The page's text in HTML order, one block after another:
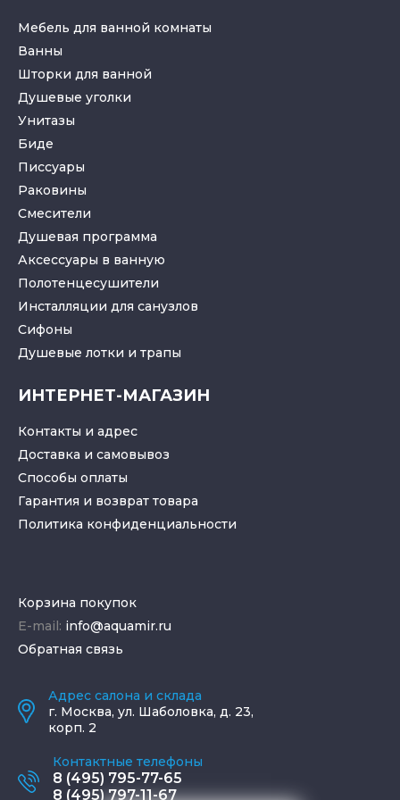
Мебель для ванной комнаты
Ванны
Шторки для ванной
Душевые уголки
Унитазы
Биде
Писсуары
Раковины
Смесители
Душевая программа
Аксессуары в ванную
Полотенцесушители
Инсталляции для санузлов
Cифоны
Душевые лотки и трапы
ИНТЕРНЕТ-МАГАЗИН
Контакты и адрес
Доставка и самовывоз
Способы оплаты
Гарантия и возврат товара
Политика конфиденциальности
Корзина покупок
E-mail: info@aquamir.ru
Обратная связь
Адрес салона и склада
г. Москва, ул. Шаболовка, д. 23,
корп. 2
Контактные телефоны
8 (495) 795-77-65
8 (495) 797-11-67